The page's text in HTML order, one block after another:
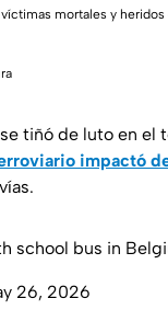
mortales y
tiñó de luto en
impactó
school bus in
26, 2026